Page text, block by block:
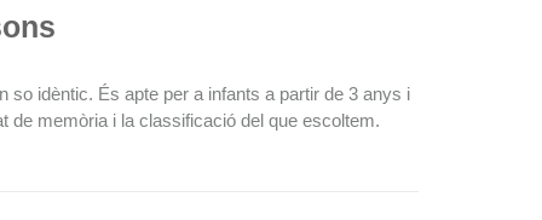
so idèntic. És apte per a infants a partir de 3 anys i
de memòria i la classificació del que escoltem.